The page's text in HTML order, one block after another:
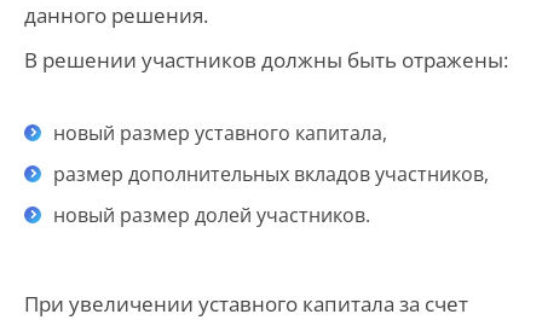
данного решения.
В решении участников должны быть отражены:
новый размер уставного капитала,
размер дополнительных вкладов участников,
новый размер долей участников.
При увеличении уставного капитала за счет